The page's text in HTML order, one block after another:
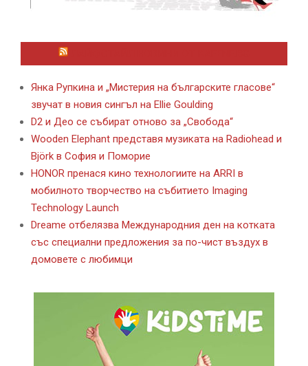
Янка Рупкина и „Мистерия на българските гласове“
звучат в новия сингъл на Ellie Goulding
D2 и Део се събират отново за „Свобода“
Wooden Elephant представя музиката на Radiohead и
Björk в София и Поморие
HONOR пренася кино технологиите на ARRI в
мобилното творчество на събитието Imaging
Technology Launch
Dreame отбелязва Международния ден на котката
със специални предложения за по-чист въздух в
домовете с любимци